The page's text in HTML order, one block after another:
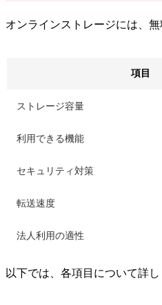
オンラインストレージには、
項目
ストレージ容量
利用できる機能
セキュリティ対策
転送速度
法人利用の適性
以下では、各項目について詳し